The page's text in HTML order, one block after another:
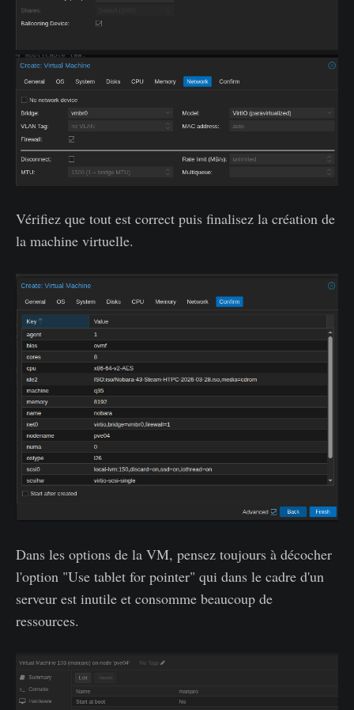
Vérifiez que tout est correct puis finalisez la création de
la machine virtuelle.
Dans les options de la VM, pensez toujours à décocher
l'option "Use tablet for pointer" qui dans le cadre d'un
serveur est inutile et consomme beaucoup de
ressources.